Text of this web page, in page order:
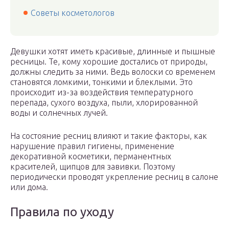
Советы косметологов
Девушки хотят иметь красивые, длинные и пышные
ресницы. Те, кому хорошие достались от природы,
должны следить за ними. Ведь волоски со временем
становятся ломкими, тонкими и блеклыми. Это
происходит из-за воздействия температурного
перепада, сухого воздуха, пыли, хлорированной
воды и солнечных лучей.
На состояние ресниц влияют и такие факторы, как
нарушение правил гигиены, применение
декоративной косметики, перманентных
красителей, щипцов для завивки. Поэтому
периодически проводят укрепление ресниц в салоне
или дома.
Правила по уходу